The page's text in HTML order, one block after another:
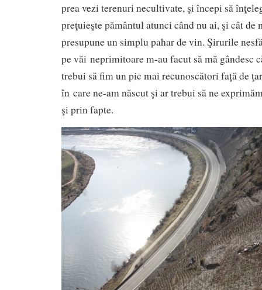
prea vezi terenuri necultivate, şi începi să
preţuieşte pământul atunci când nu ai, şi cât de
presupune un simplu pahar de vin. Şirurile
pe văi neprimitoare m-au facut să mă gândesc
trebui să fim un pic mai recunoscători faţă de
în care ne-am născut şi ar trebui să ne
şi prin fapte.